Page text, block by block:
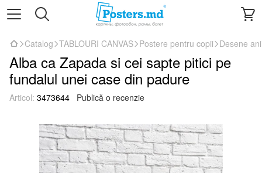
Catalog TABLOURI CANVAS Postere pentru copii Desene
Alba ca Zapada si cei sapte pitici pe
fundalul unei case din padure
Articol: 3473644 Publică o recenzie